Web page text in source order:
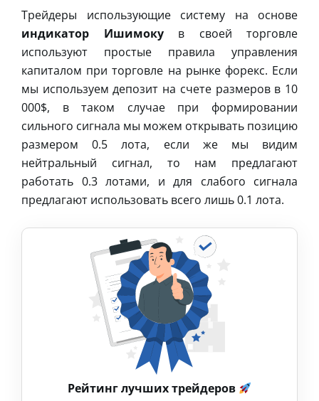
Трейдеры использующие систему на основе
индикатор Ишимокув своей торговле
используют простые правила управления
капиталом при торговле на рынке форекс. Если
мы используем депозит на счете размеров в 10
000$, в таком случае при формировании
сильного сигнала мы можем открывать позицию
размером 0.5 лота, если же мы видим
нейтральный сигнал, то нам предлагают
работать 0.3 лотами, и для слабого сигнала
предлагают использовать всего лишь 0.1 лота.
Рейтинг лучших трейдеров